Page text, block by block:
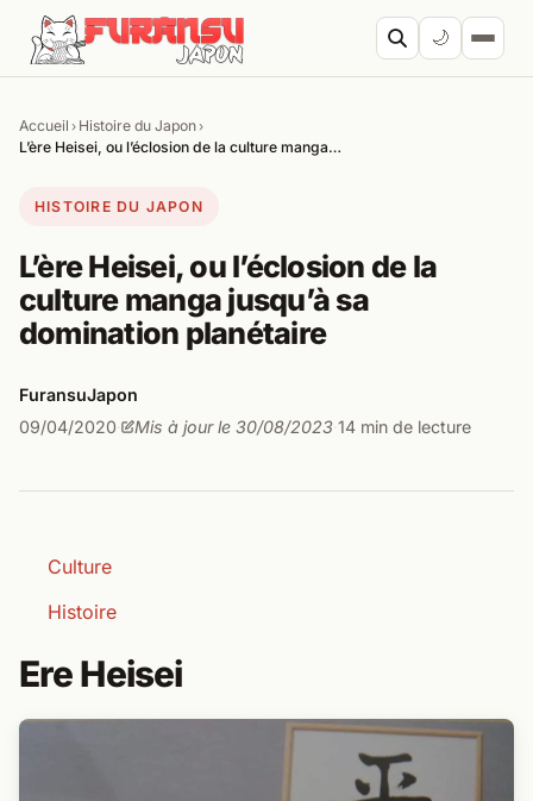
Aller au contenu
🌙
Accueil › Histoire du Japon›
L’ère Heisei, ou l’éclosion de la culture manga…
HISTOIRE DU JAPON
L’ère Heisei, ou l’éclosion de la
culture manga jusqu’à sa
domination planétaire
FuransuJapon
09/04/2020· Mis à jour le 30/08/2023·14 min de lecture
Culture
Histoire
Ere Heisei